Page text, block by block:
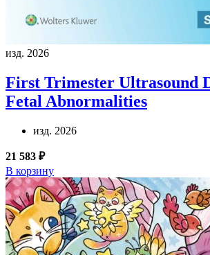
изд. 2026
First Trimester Ultrasound
Fetal Abnormalities
изд. 2026
21 583 ₽
В корзину